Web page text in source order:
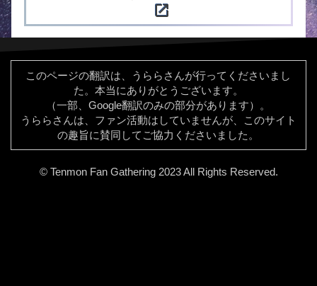
open_in_new
このページの翻訳は、うららさんが行ってくださいまし
た。本当にありがとうございます。
（一部、Google翻訳のみの部分があります）。
うららさんは、ファン活動はしていませんが、このサイト
の趣旨に賛同してご協力くださいました。
© Tenmon Fan Gathering 2023 All Rights Reserved.